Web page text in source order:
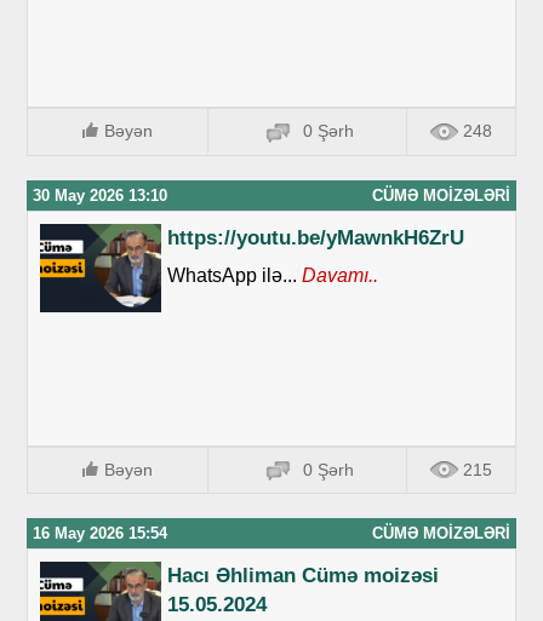
Bəyən 0 Şərh 248
30 May 2026 13:10 CÜMƏ MOIZƏLƏRI
https://youtu.be/yMawnkH6ZrU
WhatsApp ilə... Davamı..
Bəyən 0 Şərh 215
16 May 2026 15:54 CÜMƏ MOIZƏLƏRI
Hacı Əhliman Cümə moizəsi
15.05.2024